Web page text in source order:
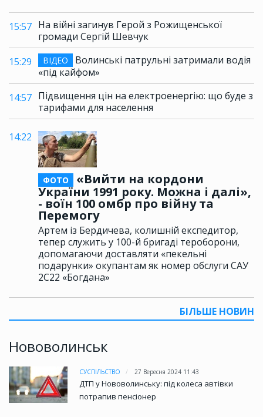
15:57 На війні загинув Герой з Рожищенської
громади Сергій Шевчук
15:29
ВІДЕО
Волинські патрульні затримали водія
«під кайфом»
14:57 Підвищення цін на електроенергію: що буде з
тарифами для населення
14:22
ФОТО
«Вийти на кордони
України 1991 року. Можна і далі»,
- воїн 100 омбр про війну та
Перемогу
Артем із Бердичева, колишній експедитор,
тепер служить у 100-й бригаді тероборони,
допомагаючи доставляти «пекельні
подарунки» окупантам як номер обслуги САУ
2С22 «Богдана»
БІЛЬШЕ НОВИН
Нововолинськ
СУСПІЛЬСТВО 27 Вересня 2024 11:43
ДТП у Нововолинську: під колеса автівки
потрапив пенсіонер